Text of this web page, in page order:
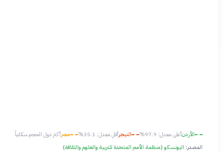
الأردنأعلى معدل: 97.9% النيجرأقل معدل: 35.1% مصر أكثر دول الحجم سكانياً
المصدر:اليونسكو (منظمة الأمم المتحدة للتربية والعلوم والثقافة)